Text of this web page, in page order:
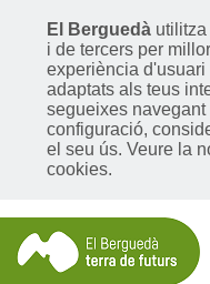
El Berguedà
i de tercers per
experiència
adaptats als teus
segueixes
configuració,
el seu ús. Veure la
cookies.